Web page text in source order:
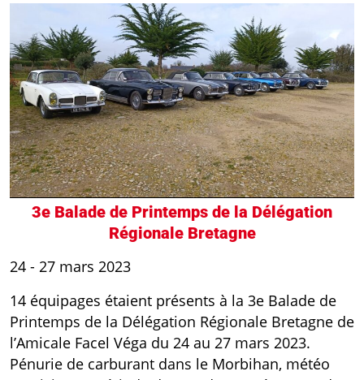
3e Balade de Printemps de la Délégation
Régionale Bretagne
24 - 27 mars 2023
14 équipages étaient présents à la 3e Balade de
Printemps de la Délégation Régionale Bretagne de
l’Amicale Facel Véga du 24 au 27 mars 2023.
Pénurie de carburant dans le Morbihan, météo